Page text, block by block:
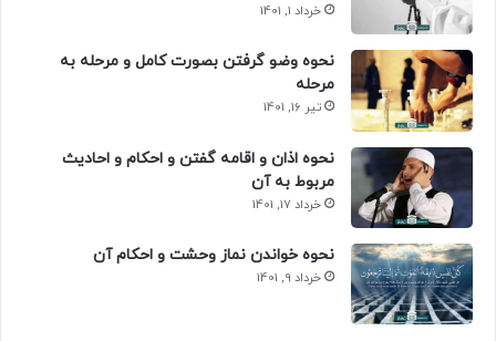
خرداد 1, 1401
نحوه وضو گرفتن بصورت کامل و مرحله به
مرحله
تیر 16, 1401
نحوه اذان و اقامه گفتن و احکام و احادیث
مربوط به آن
خرداد 17, 1401
نحوه خواندن نماز وحشت و احکام آن
خرداد 9, 1401